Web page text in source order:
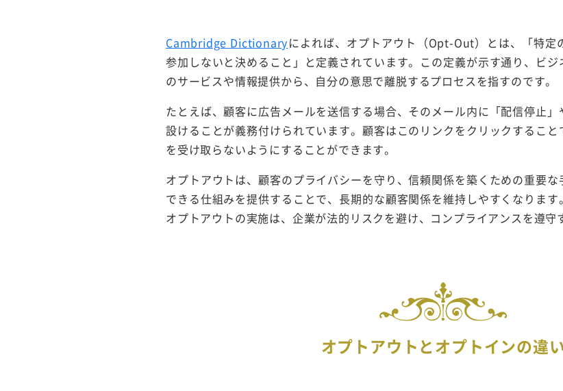
Cambridge Dictionaryによれば、オプトアウト（Opt-Out）とは、「特定
参加しないと決めること」と定義されています。この定義が示す通り、ビ
のサービスや情報提供から、自分の意思で離脱するプロセスを指すのです。
たとえば、顧客に広告メールを送信する場合、そのメール内に「配信停止
設けることが義務付けられています。顧客はこのリンクをクリックするこ
を受け取らないようにすることができます。
オプトアウトは、顧客のプライバシーを守り、信頼関係を築くための重要
できる仕組みを提供することで、長期的な顧客関係を維持しやすくなりま
オプトアウトの実施は、企業が法的リスクを避け、コンプライアンスを遵守
オプトアウトとオプトインの違